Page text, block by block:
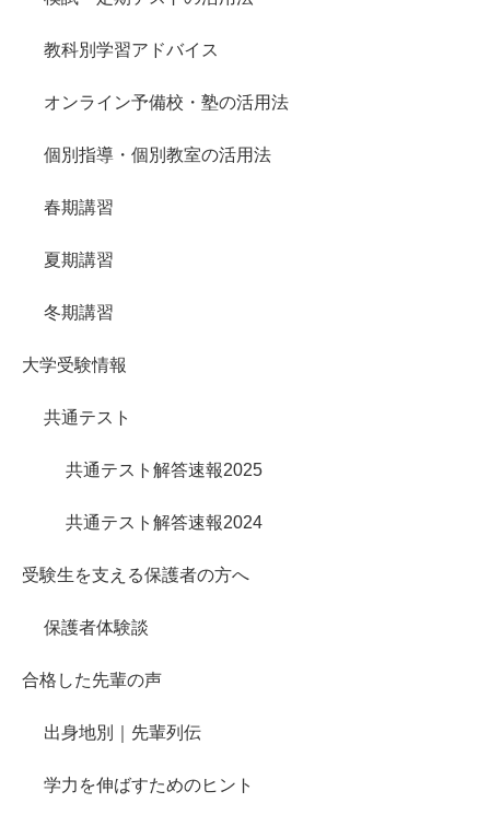
教科別学習アドバイス
オンライン予備校・塾の活用法
個別指導・個別教室の活用法
春期講習
夏期講習
冬期講習
大学受験情報
共通テスト
共通テスト解答速報2025
共通テスト解答速報2024
受験生を支える保護者の方へ
保護者体験談
合格した先輩の声
出身地別｜先輩列伝
学力を伸ばすためのヒント